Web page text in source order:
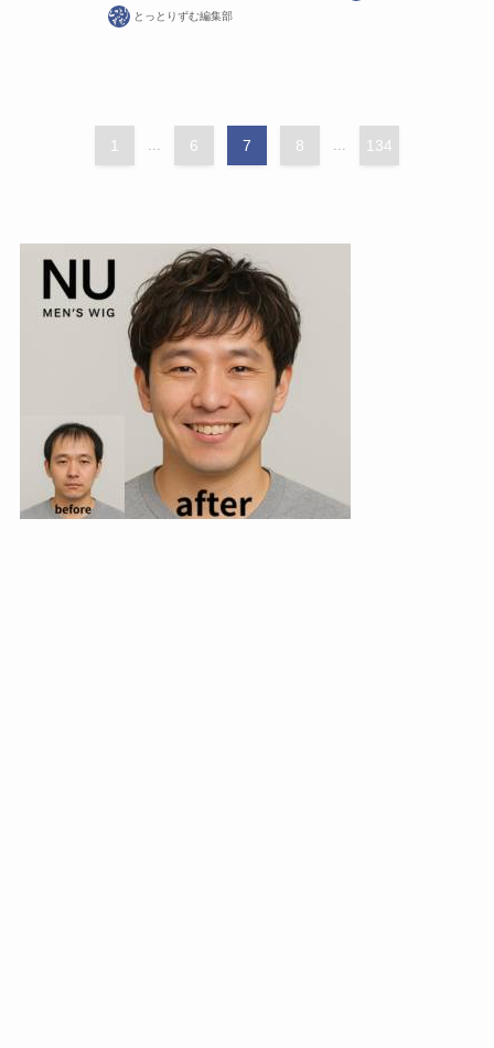
とっとりずむ編集部
1 ... 6 7 8 ... 134